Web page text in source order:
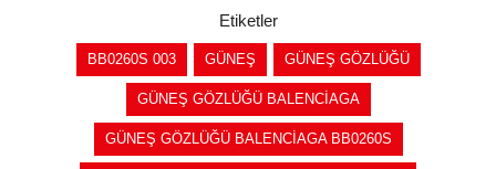
Etiketler
BB0260S 003 GÜNEŞ GÜNEŞ GÖZLÜĞÜ
GÜNEŞ GÖZLÜĞÜ BALENCİAGA
GÜNEŞ GÖZLÜĞÜ BALENCİAGA BB0260S